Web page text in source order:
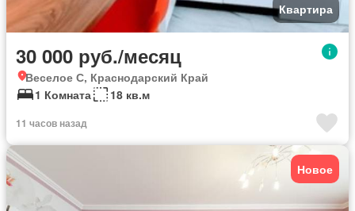
Квартира
30 000 руб./месяц
Веселое С, Краснодарский Край
1 Комната
18 кв.м
11 часов назад
Новое